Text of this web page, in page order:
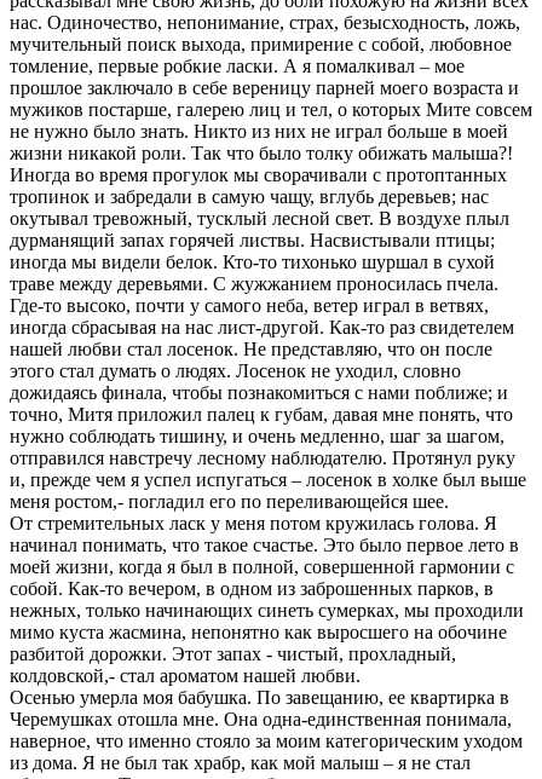
нас. Одиночество, непонимание, страх, безысходность, ложь,
мучительный поиск выхода, примирение с собой, любовное
томление, первые робкие ласки. А я помалкивал – мое
прошлое заключало в себе вереницу парней моего возраста и
мужиков постарше, галерею лиц и тел, о которых Мите совсем
не нужно было знать. Никто из них не играл больше в моей
жизни никакой роли. Так что было толку обижать малыша?!
Иногда во время прогулок мы сворачивали с протоптанных
тропинок и забредали в самую чащу, вглубь деревьев; нас
окутывал тревожный, тусклый лесной свет. В воздухе плыл
дурманящий запах горячей листвы. Насвистывали птицы;
иногда мы видели белок. Кто-то тихонько шуршал в сухой
траве между деревьями. С жужжанием проносилась пчела.
Где-то высоко, почти у самого неба, ветер играл в ветвях,
иногда сбрасывая на нас лист-другой. Как-то раз свидетелем
нашей любви стал лосенок. Не представляю, что он после
этого стал думать о людях. Лосенок не уходил, словно
дожидаясь финала, чтобы познакомиться с нами поближе; и
точно, Митя приложил палец к губам, давая мне понять, что
нужно соблюдать тишину, и очень медленно, шаг за шагом,
отправился навстречу лесному наблюдателю. Протянул руку
и, прежде чем я успел испугаться – лосенок в холке был выше
меня ростом,- погладил его по переливающейся шее.
От стремительных ласк у меня потом кружилась голова. Я
начинал понимать, что такое счастье. Это было первое лето в
моей жизни, когда я был в полной, совершенной гармонии с
собой. Как-то вечером, в одном из заброшенных парков, в
нежных, только начинающих синеть сумерках, мы проходили
мимо куста жасмина, непонятно как выросшего на обочине
разбитой дорожки. Этот запах - чистый, прохладный,
колдовской,- стал ароматом нашей любви.
Осенью умерла моя бабушка. По завещанию, ее квартирка в
Черемушках отошла мне. Она одна-единственная понимала,
наверное, что именно стояло за моим категорическим уходом
из дома. Я не был так храбр, как мой малыш – я не стал